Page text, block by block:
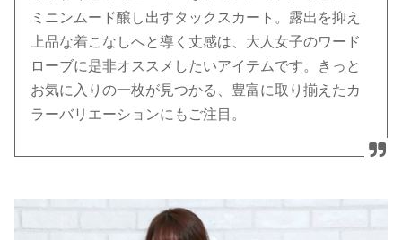
ミニンムード醸し出すタックスカート。露出を抑え
上品な着こなしへと導く丈感は、大人女子のワード
ローブに是非オススメしたいアイテムです。きっと
お気に入りの一枚が見つかる、豊富に取り揃えたカ
ラーバリエーションにもご注目。